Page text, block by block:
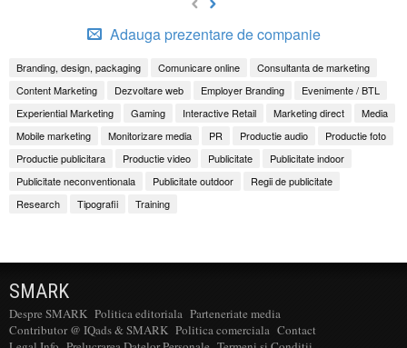
Adauga prezentare de companie
Branding, design, packaging Comunicare online
Consultanta de marketing
Content Marketing
Dezvoltare web Employer Branding
Evenimente / BTL
Experiential Marketing
Gaming Interactive Retail Marketing direct
Media
Mobile marketing
Monitorizare media PR Productie audio
Productie foto
Productie publicitara
Productie video Publicitate
Publicitate indoor
Publicitate neconventionala
Publicitate outdoor
Regii de publicitate
Research
Tipografii Training
SMARK
Despre SMARK Politica editoriala Parteneriate media
Contributor @ IQads & SMARK Politica comerciala Contact